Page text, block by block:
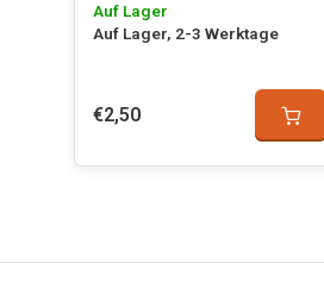
Hans
Veröffentlicht am 20/11/2023
Auf Lager
Auf Lager, 2-3 Werktage
€2,50